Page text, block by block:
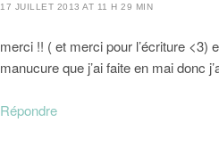
17 JUILLET 2013 AT 11 H 29 MIN
merci !! ( et merci pour l’écriture <3)
manucure que j’ai faite en mai donc
Répondre